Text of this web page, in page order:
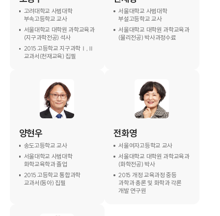
고려대학교 사범대학
부속고등학교 교사
서울대학교 대학원 과학교육과
(지구과학전공) 석사
2015 고등학교 지구과학Ⅰ,Ⅱ
교과서(천재교육) 집필
서울대학교 사범대학
부설고등학교 교사
서울대학교 대학원 과학교육과
(물리전공) 박사과정수료
양현우
송도고등학교 교사
서울대학교 사범대학
화학교육학과 졸업
2015 고등학교 통합과학
교과서(동아) 집필
전화영
서울여자고등학교 교사
서울대학교 대학원 과학교육과
(화학전공) 박사
2015 개정 교육과정 중등
과학과 총론 및 화학과 각론
개발 연구원